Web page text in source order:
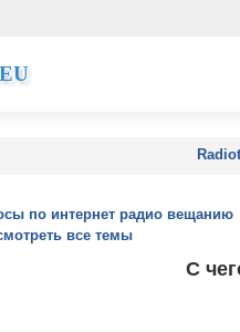
по интернет радио вещанию
все темы
С